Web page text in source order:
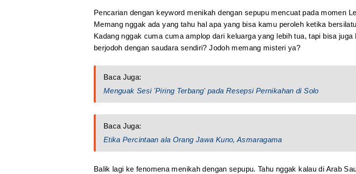
Pencarian dengan keyword menikah dengan sepupu mencuat pada momen
Memang nggak ada yang tahu hal apa yang bisa kamu peroleh ketika
Kadang nggak cuma cuma amplop dari keluarga yang lebih tua, tapi bisa juga
berjodoh dengan saudara sendiri? Jodoh memang misteri ya?
Baca Juga:
Menguak Sesi 'Piring Terbang' pada Resepsi Pernikahan di Solo
Baca Juga:
Etika Percintaan ala Orang Jawa Kuno, Asmaragama
Balik lagi ke fenomena menikah dengan sepupu. Tahu nggak kalau di Arab